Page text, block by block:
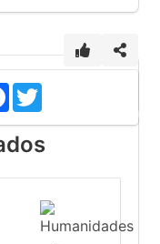
Facebook